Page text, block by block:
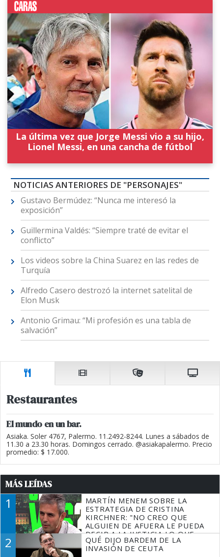
La última vez que Jorge Messi vio a su hijo,
Lionel Messi, en una cancha de fútbol
NOTICIAS ANTERIORES DE "PERSONAJES"
Gustavo Bermúdez: “Nunca me interesó la
exposición”
Guillermina Valdés: “Siempre traté de evitar el
conflicto”
Los videos sobre la China Suarez en las redes de
Turquía
Alfredo Casero destrozó la internet satelital de
Elon Musk
Antonio Grimau: “Mi profesión es una tabla de
salvación”
Restaurantes
El mundo en un bar.
Asiaka. Soler 4767, Palermo. 11.2492-8244. Lunes a sábados de
11.30 a 23.30 horas. Domingos cerrado. @asiakapalermo. Precio
promedio: $ 17.000.
MÁS LEÍDAS
1
MARTÍN MENEM SOBRE LA
ESTRATEGIA DE CRISTINA
KIRCHNER: "NO CREO QUE
ALGUIEN DE AFUERA LE PUEDA
DECIR A LA JUSTICIA LO QUE
TIENE QUE HACER"
2
QUÉ DIJO BARDEM DE LA
INVASIÓN DE CEUTA